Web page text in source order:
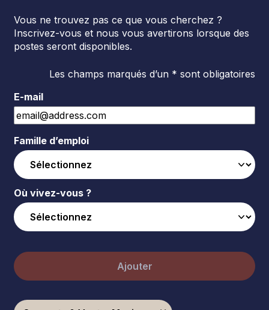
Vous ne trouvez pas ce que vous cherchez ?
Inscrivez-vous et nous vous avertirons lorsque des
postes seront disponibles.
Les champs marqués d’un * sont obligatoires
E-mail
Famille d’emploi
Où vivez-vous ?
Ajouter